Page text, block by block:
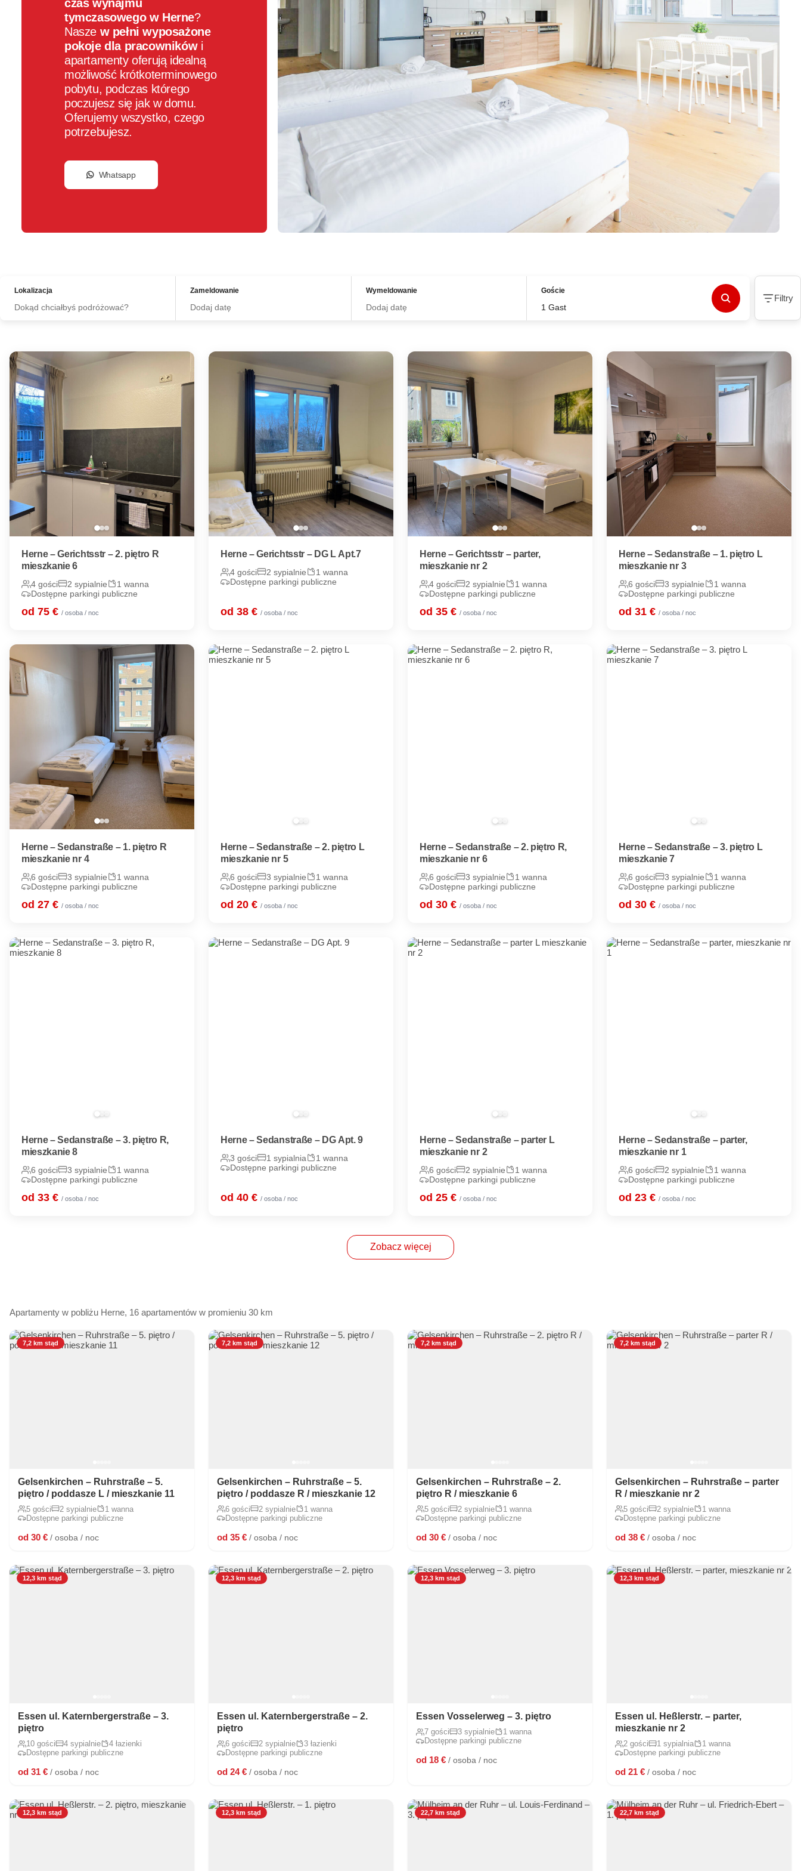
czas wynajmu
tymczasowego w Herne?
Nasze w pełni wyposażone
pokoje dla pracownikówi
apartamenty oferują idealną
możliwość krótkoterminowego
pobytu, podczas którego
poczujesz się jak w domu.
Oferujemy wszystko, czego
potrzebujesz.
Whatsapp
Lokalizacja Zameldowanie Wymeldowanie Goście
Filtry
Herne – Gerichtsstr – 2. piętro R
mieszkanie 6
4 gości 2 sypialnie
1 wanna
Dostępne parkingi publiczne
od 75 € / osoba / noc
Herne – Gerichtsstr – DG L Apt.7
4 gości 2 sypialnie
1 wanna
Dostępne parkingi publiczne
od 38 € / osoba / noc
Herne – Gerichtsstr – parter,
mieszkanie nr 2
4 gości 2 sypialnie
1 wanna
Dostępne parkingi publiczne
od 35 € / osoba / noc
Herne – Sedanstraße – 1. piętro L
mieszkanie nr 3
6 gości 3 sypialnie
1 wanna
Dostępne parkingi publiczne
od 31 € / osoba / noc
Herne – Sedanstraße – 1. piętro R
mieszkanie nr 4
6 gości 3 sypialnie
1 wanna
Dostępne parkingi publiczne
od 27 € / osoba / noc
Herne – Sedanstraße – 2. piętro L
mieszkanie nr 5
6 gości 3 sypialnie
1 wanna
Dostępne parkingi publiczne
od 20 € / osoba / noc
Herne – Sedanstraße – 2. piętro R,
mieszkanie nr 6
6 gości 3 sypialnie
1 wanna
Dostępne parkingi publiczne
od 30 € / osoba / noc
Herne – Sedanstraße – 3. piętro L
mieszkanie 7
6 gości 3 sypialnie
1 wanna
Dostępne parkingi publiczne
od 30 € / osoba / noc
Herne – Sedanstraße – 3. piętro R,
mieszkanie 8
6 gości 3 sypialnie
1 wanna
Dostępne parkingi publiczne
od 33 € / osoba / noc
Herne – Sedanstraße – DG Apt. 9
3 gości 1 sypialnia
1 wanna
Dostępne parkingi publiczne
od 40 € / osoba / noc
Herne – Sedanstraße – parter L
mieszkanie nr 2
6 gości 2 sypialnie
1 wanna
Dostępne parkingi publiczne
od 25 € / osoba / noc
Herne – Sedanstraße – parter,
mieszkanie nr 1
6 gości 2 sypialnie
1 wanna
Dostępne parkingi publiczne
od 23 € / osoba / noc
Zobacz więcej
Apartamenty w pobliżu Herne, 16 apartamentów w promieniu 30 km
7,2 km stąd
Gelsenkirchen – Ruhrstraße – 5.
piętro / poddasze L / mieszkanie 11
5 gości 2 sypialnie
1 wanna
Dostępne parkingi publiczne
od 30 € / osoba / noc
7,2 km stąd
Gelsenkirchen – Ruhrstraße – 5.
piętro / poddasze R / mieszkanie 12
6 gości 2 sypialnie
1 wanna
Dostępne parkingi publiczne
od 35 € / osoba / noc
7,2 km stąd
Gelsenkirchen – Ruhrstraße – 2.
piętro R / mieszkanie 6
5 gości 2 sypialnie
1 wanna
Dostępne parkingi publiczne
od 30 € / osoba / noc
7,2 km stąd
Gelsenkirchen – Ruhrstraße – parter
R / mieszkanie nr 2
5 gości 2 sypialnie
1 wanna
Dostępne parkingi publiczne
od 38 € / osoba / noc
12,3 km stąd
Essen ul. Katernbergerstraße – 3.
piętro
10 gości 4 sypialnie
4 łazienki
Dostępne parkingi publiczne
od 31 € / osoba / noc
12,3 km stąd
Essen ul. Katernbergerstraße – 2.
piętro
6 gości 2 sypialnie
3 łazienki
Dostępne parkingi publiczne
od 24 € / osoba / noc
12,3 km stąd
Essen Vosselerweg – 3. piętro
7 gości 3 sypialnie
1 wanna
Dostępne parkingi publiczne
od 18 € / osoba / noc
12,3 km stąd
Essen ul. Heßlerstr. – parter,
mieszkanie nr 2
2 gości 1 sypialnia
1 wanna
Dostępne parkingi publiczne
od 21 € / osoba / noc
12,3 km stąd 12,3 km stąd 22,7 km stąd 22,7 km stąd